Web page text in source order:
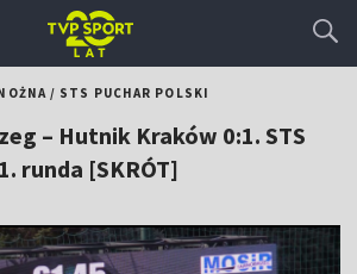
/ STS PUCHAR POLSKI
– Hutnik Kraków 0:1. STS
runda [SKRÓT]